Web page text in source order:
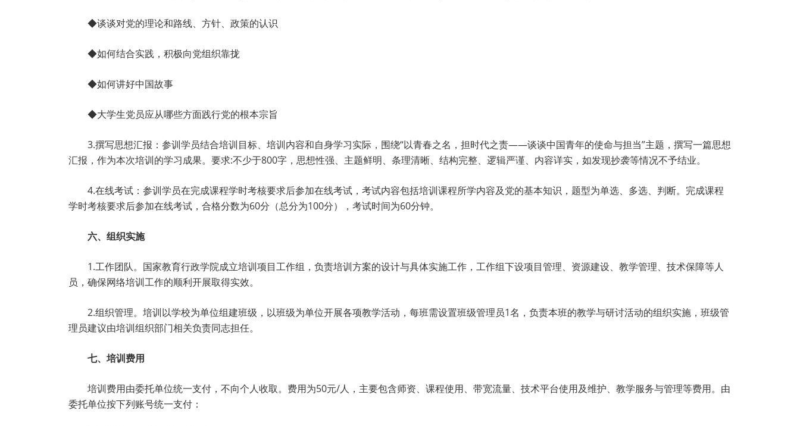
◆谈谈对党的理论和路线、方针、政策的认识
◆如何结合实践，积极向党组织靠拢
◆如何讲好中国故事
◆大学生党员应从哪些方面践行党的根本宗旨
3.撰写思想汇报：参训学员结合培训目标、培训内容和自身学习实际，围绕“以青春之名，担时代之责——谈谈中国青年的使命与担当”主题，撰写一篇思想
汇报，作为本次培训的学习成果。要求:不少于800字，思想性强、主题鲜明、条理清晰、结构完整、逻辑严谨、内容详实，如发现抄袭等情况不予结业。
4.在线考试：参训学员在完成课程学时考核要求后参加在线考试，考试内容包括培训课程所学内容及党的基本知识，题型为单选、多选、判断。完成课程
学时考核要求后参加在线考试，合格分数为60分（总分为100分），考试时间为60分钟。
六、组织实施
1.工作团队。国家教育行政学院成立培训项目工作组，负责培训方案的设计与具体实施工作，工作组下设项目管理、资源建设、教学管理、技术保障等人
员，确保网络培训工作的顺利开展取得实效。
2.组织管理。培训以学校为单位组建班级，以班级为单位开展各项教学活动，每班需设置班级管理员1名，负责本班的教学与研讨活动的组织实施，班级管
理员建议由培训组织部门相关负责同志担任。
七、培训费用
培训费用由委托单位统一支付，不向个人收取。费用为50元/人，主要包含师资、课程使用、带宽流量、技术平台使用及维护、教学服务与管理等费用。由
委托单位按下列账号统一支付：